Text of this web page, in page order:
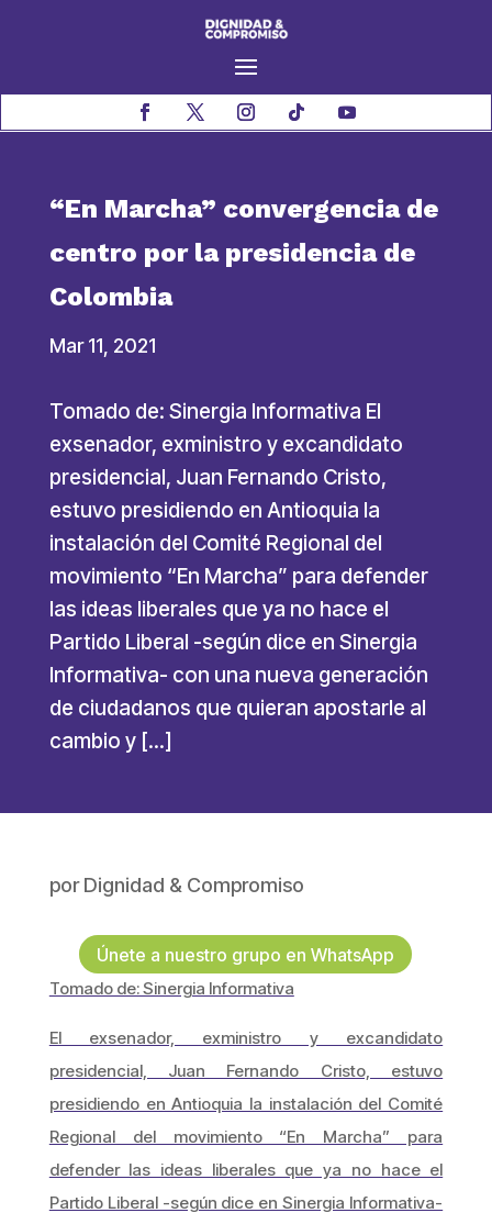
“En Marcha” convergencia de
centro por la presidencia de
Colombia
Mar 11, 2021
Tomado de: Sinergia Informativa El
exsenador, exministro y excandidato
presidencial, Juan Fernando Cristo,
estuvo presidiendo en Antioquia la
instalación del Comité Regional del
movimiento “En Marcha” para defender
las ideas liberales que ya no hace el
Partido Liberal -según dice en Sinergia
Informativa- con una nueva generación
de ciudadanos que quieran apostarle al
cambio y […]
porDignidad & Compromiso
Únete a nuestro grupo en WhatsApp
Tomado de: Sinergia Informativa
El exsenador, exministro y excandidato
presidencial, Juan Fernando Cristo, estuvo
presidiendo en Antioquia la instalación del Comité
Regional del movimiento “En Marcha” para
defender las ideas liberales que ya no hace el
Partido Liberal -según dice en Sinergia Informativa-